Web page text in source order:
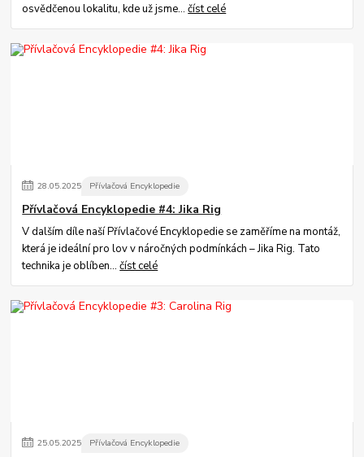
osvědčenou lokalitu, kde už jsme...číst celé
28.05.2025 Přívlačová Encyklopedie
Přívlačová Encyklopedie #4: Jika Rig
V dalším díle naší Přívlačové Encyklopedie se zaměříme na montáž,
která je ideální pro lov v náročných podmínkách – Jika Rig. Tato
technika je oblíben...číst celé
25.05.2025 Přívlačová Encyklopedie